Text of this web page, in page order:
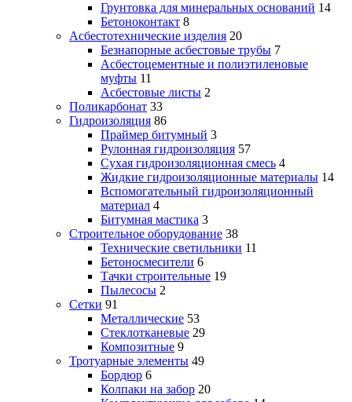
Грунтовка для минеральных оснований 14
Бетоноконтакт 8
Асбестотехнические изделия 20
Безнапорные асбестовые трубы 7
Асбестоцементные и полиэтиленовые
муфты 11
Асбестовые листы 2
Поликарбонат 33
Гидроизоляция 86
Праймер битумный 3
Рулонная гидроизоляция 57
Сухая гидроизоляционная смесь 4
Жидкие гидроизоляционные материалы 14
Вспомогательный гидроизоляционный
материал 4
Битумная мастика 3
Строительное оборудование 38
Технические светильники 11
Бетоносмесители 6
Тачки строительные 19
Пылесосы 2
Сетки 91
Металлические 53
Стеклотканевые 29
Композитные 9
Тротуарные элементы 49
Бордюр 6
Колпаки на забор 20